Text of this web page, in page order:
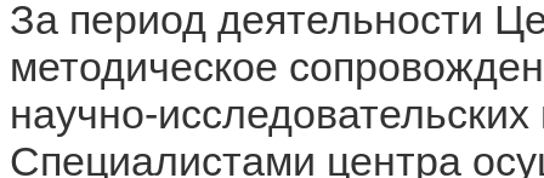
За период деятельности
методическое
научно-
Специалистами центра